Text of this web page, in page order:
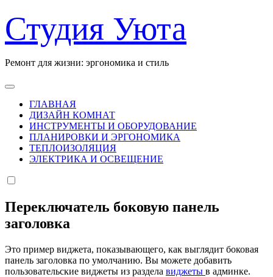
к
содержанию
Студия Уюта
Ремонт для жизни: эргономика и стиль
ГЛАВНАЯ
ДИЗАЙН КОМНАТ
ИНСТРУМЕНТЫ И ОБОРУДОВАНИЕ
ПЛАНИРОВКИ И ЭРГОНОМИКА
ТЕПЛОИЗОЛЯЦИЯ
ЭЛЕКТРИКА И ОСВЕЩЕНИЕ
Переключатель боковую панель
заголовка
Это пример виджета, показывающего, как выглядит боковая
панель заголовка по умолчанию. Вы можете добавить
пользовательские виджеты из раздела виджеты в админке.